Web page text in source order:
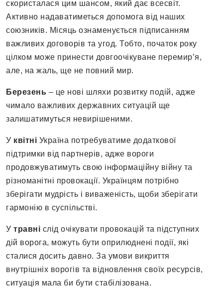
скористалася цим шансом, який дає всесвіт.
Активно надаватиметься допомога від наших
союзників. Місяць ознаменується підписанням
важливих договорів та угод. Тобто, початок року
цілком може принести довгоочікуване перемир’я,
але, на жаль, ще не повний мир.
Березень – це нові шляхи розвитку подій, адже
чимало важливих державних ситуацій ще
залишатимуться невирішеними.
У квітні Україна потребуватиме додаткової
підтримки від партнерів, адже вороги
продовжуватимуть свою інформаційну війну та
різноманітні провокації. Українцям потрібно
зберігати мудрість і виваженість, щоби зберігати
гармонію в суспільстві.
У травні слід очікувати провокацій та підступних
дій ворога, можуть бути оприлюднені події, які
сталися досить давно. За умови викриття
внутрішніх ворогів та відновлення своїх ресурсів,
ситуація мала би бути стабілізована.